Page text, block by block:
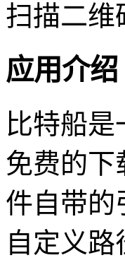
扫描二维
应用介绍
比特船
免费的下
件自带的
自定义